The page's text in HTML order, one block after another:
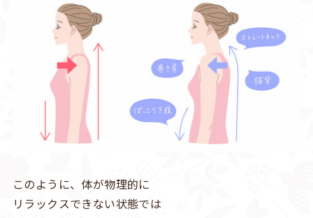
このように、体が物理的に
リラックスできない状態では